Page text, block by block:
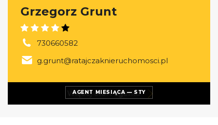
AGENT MIESIĄCA — STY
Grzegorz Grunt
730660582
g.grunt@ratajczaknieruchomosci.pl
Więcej ofertagenta